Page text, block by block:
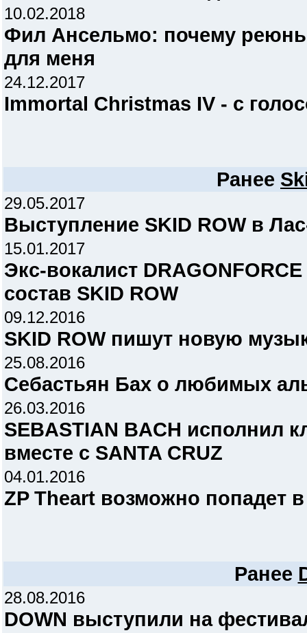
10.02.2018
Фил Ансельмо: почему
для меня
24.12.2017
Immortal Christmas IV - с
Ранее
29.05.2017
Выступление SKID ROW в
15.01.2017
Экс-вокалист
состав SKID ROW
09.12.2016
SKID ROW пишут новую
25.08.2016
Себастьян Бах о любимых
26.03.2016
SEBASTIAN BACH исполнил
вместе с SANTA CRUZ
04.01.2016
ZP Theart возможно попадет
Ранее
28.08.2016
DOWN выступили на